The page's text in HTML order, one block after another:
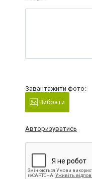
Завантажити фото:
Вибрати
Авторизуватись